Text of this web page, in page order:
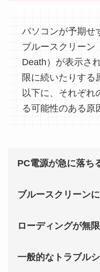
パソコンが予期せ
ブルースクリーン
Death）が表示さ
限に続いたりする
以下に、それぞれ
る可能性のある原
PC電源が急に落ち
ブルースクリーン
ローディングが無
一般的なトラブル